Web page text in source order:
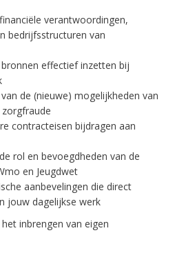
verantwoordingen,
bedrijfsstructuren van
effectief inzetten bij
de (nieuwe) mogelijkheden van
contracteisen bijdragen aan
rol en bevoegdheden van de
en Jeugdwet
aanbevelingen die direct
jouw dagelijkse werk
inbrengen van eigen